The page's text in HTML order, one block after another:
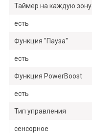
Таймер на каждую зону
есть
Функция "Пауза"
есть
Функция PowerBoost
есть
Тип управления
сенсорное